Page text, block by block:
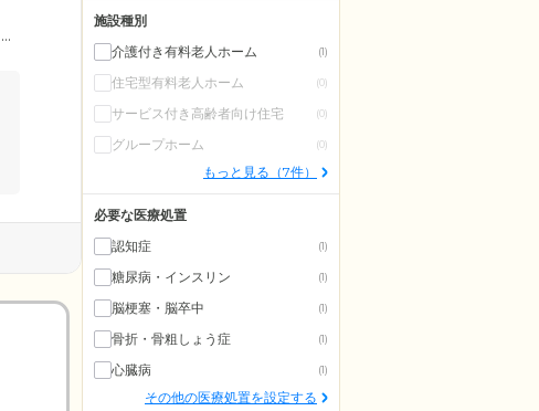
施設種別
介護付き有料老人ホーム
(1)
住宅型有料老人ホーム (0)
サービス付き高齢者向け住宅 (0)
グループホーム (0)
もっと見る（7件）
必要な医療処置
認知症
(1)
糖尿病・インスリン (1)
脳梗塞・脳卒中 (1)
骨折・骨粗しょう症 (1)
心臓病 (1)
その他の医療処置を設定する